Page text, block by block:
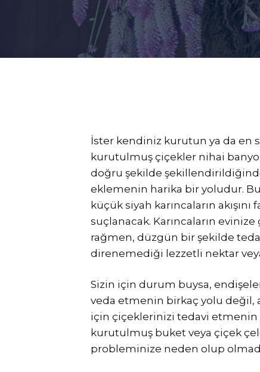
İster kendiniz kurutun ya da en
kurutulmuş çiçekler nihai
doğru şekilde
eklemenin harika bir yoludur.
küçük siyah karıncaların
suçlanacak. Karıncaların
rağmen, düzgün bir şekilde
direnemediği lezzetli nektar
Sizin için durum buysa,
veda etmenin birkaç yolu değil,
için çiçeklerinizi tedavi etmenin
kurutulmuş buket veya çiçek
probleminize neden olup